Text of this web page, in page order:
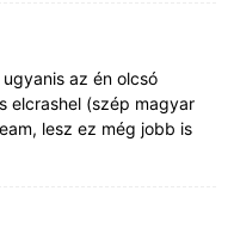
az én olcsó
elcrashel (szép magyar
lesz ez még jobb is